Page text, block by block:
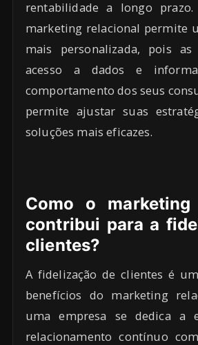
rentabilidade a longo
marketing relacional permite
mais personalizada, pois
acesso a dados e
comportamento dos seus
permite ajustar suas
soluções mais eficazes.
Como o marketing
contribui para a
clientes?
A fidelização de clientes é
benefícios do marketing
uma empresa se dedica a
relacionamento contínuo